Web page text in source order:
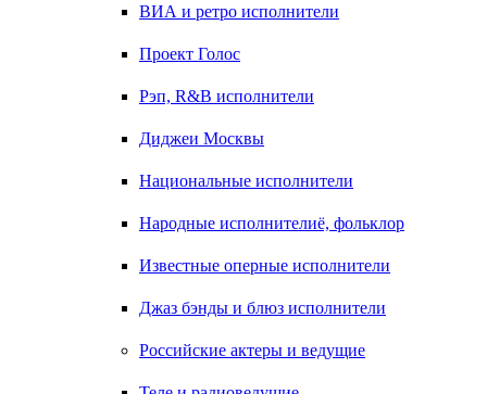
ВИА и ретро исполнители
Проект Голос
Рэп, R&B исполнители
Диджеи Москвы
Национальные исполнители
Народные исполнителиё, фольклор
Известные оперные исполнители
Джаз бэнды и блюз исполнители
Российские актеры и ведущие